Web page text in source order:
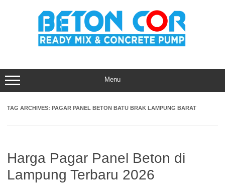
Menu
TAG ARCHIVES: PAGAR PANEL BETON BATU BRAK LAMPUNG BARAT
Harga Pagar Panel Beton di
Lampung Terbaru 2026